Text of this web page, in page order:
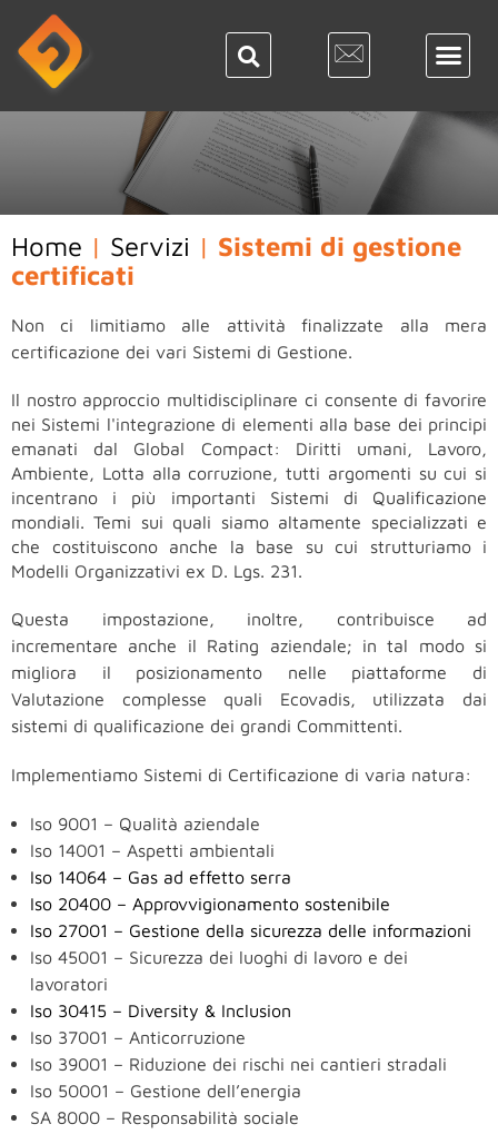
Home | Servizi | Sistemi di gestione
certificati
Non ci limitiamo alle attività finalizzate alla mera
certificazione dei vari Sistemi di Gestione.
Il nostro approccio multidisciplinare ci consente di favorire
nei Sistemi l'integrazione di elementi alla base dei principi
emanati dal Global Compact: Diritti umani, Lavoro,
Ambiente, Lotta alla corruzione, tutti argomenti su cui si
incentrano i più importanti Sistemi di Qualificazione
mondiali.Temi sui quali siamo altamente specializzati e
che costituiscono anche la base su cui strutturiamo i
Modelli Organizzativi ex D. Lgs. 231.
Questa impostazione, inoltre, contribuisce ad
incrementare anche il Rating aziendale; in tal modo si
migliora il posizionamento nelle piattaforme di
Valutazione complesse quali Ecovadis, utilizzata dai
sistemi di qualificazione dei grandi Committenti.
Implementiamo Sistemi di Certificazione di varia natura:
Iso 9001 – Qualità aziendale
Iso 14001 – Aspetti ambientali
Iso 14064 – Gas ad effetto serra
Iso 20400 – Approvvigionamento sostenibile
Iso 27001 – Gestione della sicurezza delle informazioni
Iso 45001 – Sicurezza dei luoghi di lavoro e dei
lavoratori
Iso 30415 – Diversity & Inclusion
Iso 37001 – Anticorruzione
Iso 39001 – Riduzione dei rischi nei cantieri stradali
Iso 50001 – Gestione dell’energia
SA 8000 – Responsabilità sociale